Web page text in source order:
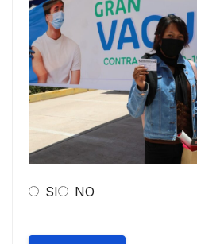
SI NO